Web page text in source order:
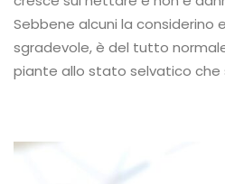
Sebbene alcuni la
sgradevole, è del tutto
piante allo stato selvatico che